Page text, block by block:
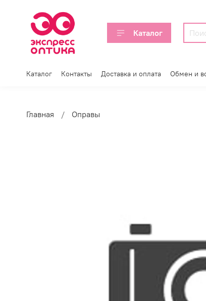
Каталог
Каталог Контакты Доставка и оплата Обмен и
Главная Оправы